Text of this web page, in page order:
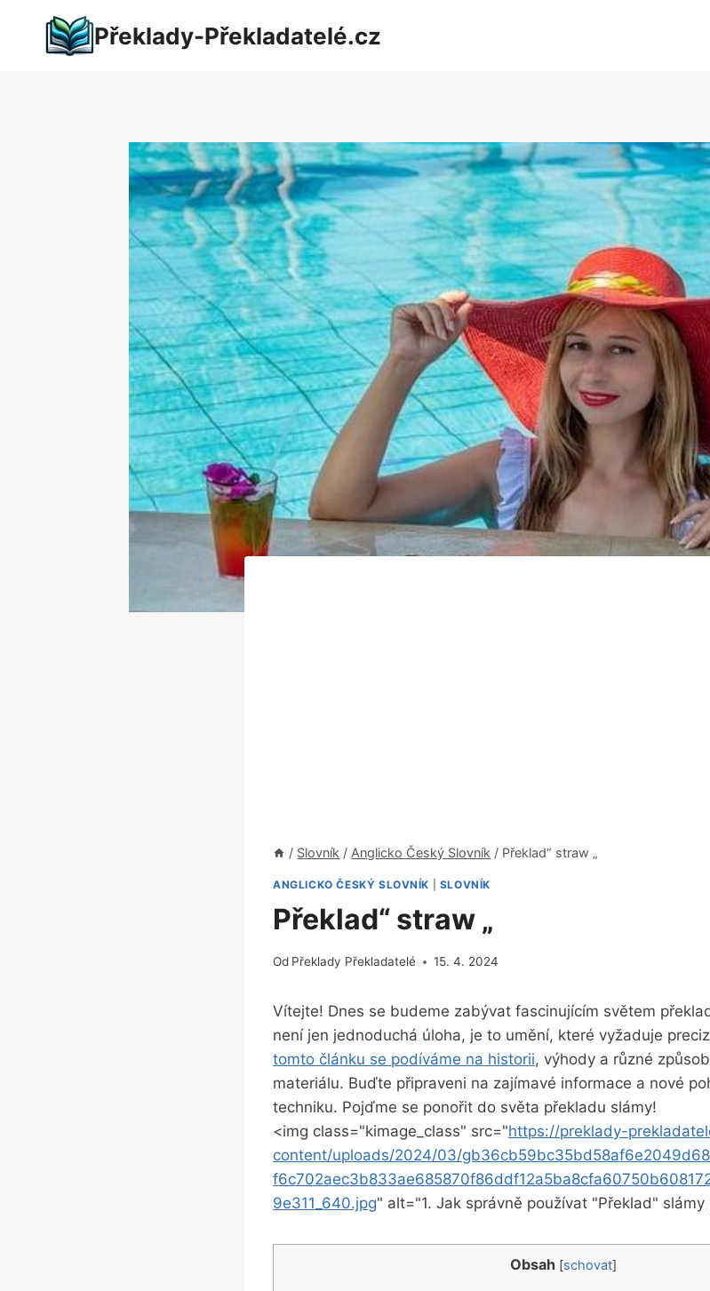
Překlady-Překladatelé.cz
/ Slovník / Anglicko Český Slovník / Překlad“ straw „
ANGLICKO ČESKÝ SLOVNÍK SLOVNÍK
Překlad“ straw „
Od Překlady Překladatelé 15. 4. 2024
Vítejte! Dnes se budeme zabývat fascinujícím světem
není jen jednoduchá úloha, je to umění, které vyžaduje
tomto článku se podíváme na historii, výhody a různé
materiálu. Buďte připraveni na zajímavé informace a nové
techniku. Pojďme se ponořit do světa překladu slámy!
<img class="kimage_class" src="https://preklady-
content/uploads/2024/03/
9e311_640.jpg" alt="1. Jak správně používat "Překlad" slámy
Obsah [schovat]